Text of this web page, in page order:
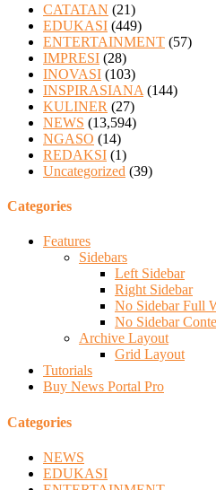
CATATAN (21)
EDUKASI (449)
ENTERTAINMENT (57)
IMPRESI (28)
INOVASI (103)
INSPIRASIANA (144)
KULINER (27)
NEWS (13,594)
NGASO (14)
REDAKSI (1)
Uncategorized (39)
Categories
Features
Sidebars
Left Sidebar
Right Sidebar
No Sidebar Full
No Sidebar
Archive Layout
Grid Layout
Tutorials
Buy News Portal Pro
Categories
NEWS
EDUKASI